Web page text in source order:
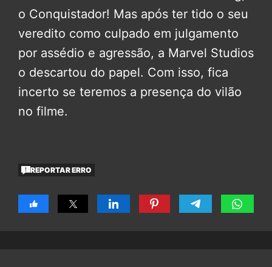
o Conquistador! Mas após ter tido o seu
veredito como culpado em julgamento
por assédio e agressão, a Marvel Studios
o descartou do papel. Com isso, fica
incerto se teremos a presença do vilão
no filme.
REPORTAR ERRO